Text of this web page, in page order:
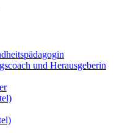
und Herausgeberin